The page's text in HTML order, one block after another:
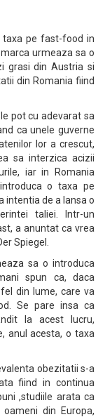
taxa pe fast-food in
urmeaza sa o
grasi din Austria si
din Romania fiind
pot cu adevarat sa
ca unele guverne
lor a crescut,
sa interzica acizii
iar in Romania
o taxa pe
intentia de a lansa o
taliei. Intr-un
a anuntat ca vrea
Spiegel.
sa o introduca
spun ca, daca
din lume, care va
Se pare insa ca
la acest lucru,
anul acesta, o taxa
obezitatii s-a
fiind in continua
,studiile arata ca
din Europa,